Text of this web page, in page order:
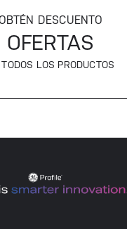
OBTÉN DESCUENTO
OFERTAS
TODOS LOS PRODUCTOS